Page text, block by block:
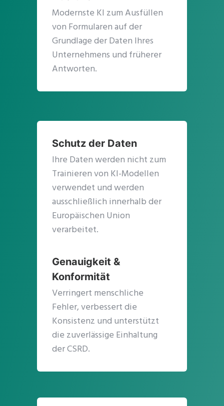
Modernste KI zum Ausfüllen
von Formularen auf der
Grundlage der Daten Ihres
Unternehmens und früherer
Antworten.
Schutz der Daten
Ihre Daten werden nicht zum
Trainieren von KI-Modellen
verwendet und werden
ausschließlich innerhalb der
Europäischen Union
verarbeitet.
Genauigkeit &
Konformität
Verringert menschliche
Fehler, verbessert die
Konsistenz und unterstützt
die zuverlässige Einhaltung
der CSRD.